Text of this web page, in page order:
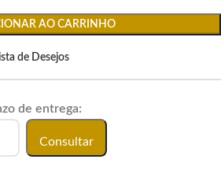
AO CARRINHO
de Desejos
de entrega:
Consultar